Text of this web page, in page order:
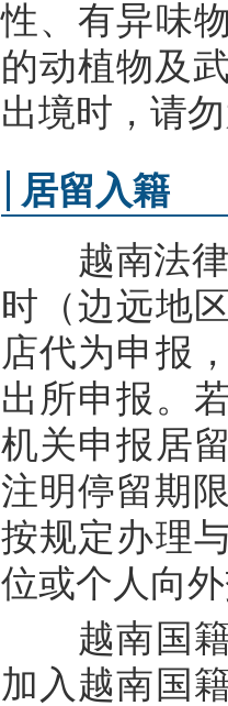
性、有异味
的动植物及
出境时，请
居留入籍
越南法律
时（边远地
店代为申报
出所申报。
机关申报居
注明停留期
按规定办理
位或个人向
越南国籍
加入越南国